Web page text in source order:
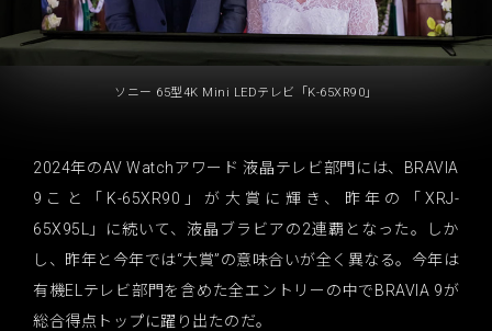
ソニー 65型4K Mini LEDテレビ「K-65XR90」
2024年のAV Watchアワード 液晶テレビ部門には、BRAVIA
9こと「K-65XR90」が大賞に輝き、昨年の「XRJ-
65X95L」に続いて、液晶ブラビアの2連覇となった。しか
し、昨年と今年では“大賞”の意味合いが全く異なる。今年は
有機ELテレビ部門を含めた全エントリーの中でBRAVIA 9が
総合得点トップに躍り出たのだ。